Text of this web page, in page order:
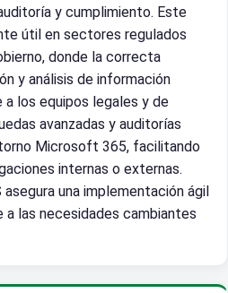
y cumplimiento. Este
útil en sectores regulados
donde la correcta
y análisis de información
los equipos legales y de
avanzadas y auditorías
Microsoft 365, facilitando
internas o externas.
una implementación ágil
a las necesidades cambiantes